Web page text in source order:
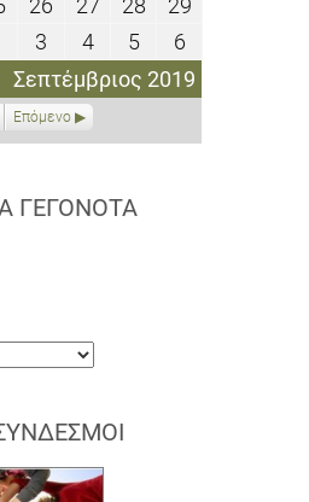
Σεπτέμβριος 2019
2019 2019
20192019
Σεπτεμβρίου
2019
26
Σεπτεμβρίου
2019
27
Σεπτεμβρίου
2019
28
Σεπτεμβρίου
2019
29
2019
Οκτωβρίου
2019
3
Οκτωβρίου
2019
44
Οκτωβρίου
2019
55
Οκτωβρίου
2019
66
Οκτωβρίου
2019
Επόμενο
ΓΕΓΟΝΌΤΑ